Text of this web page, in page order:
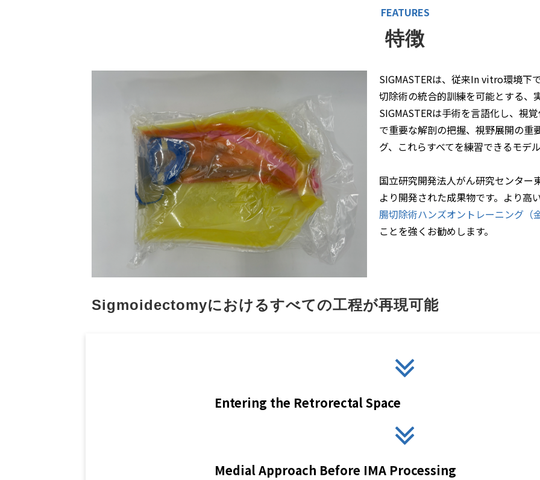
FEATURES
特徴
SIGMASTERは、従来In vitro環境下
切除術の統合的訓練を可能とする、
SIGMASTERは手術を言語化し、視
で重要な解剖の把握、視野展開の重
グ、これらすべてを練習できるモデル
国立研究開発法人がん研究センター
より開発された成果物です。より高
腸切除術ハンズオントレーニング（
ことを強くお勧めします。
Sigmoidectomyにおけるすべての工程が再現可能
Entering the Retrorectal Space
Medial Approach Before IMA Processing